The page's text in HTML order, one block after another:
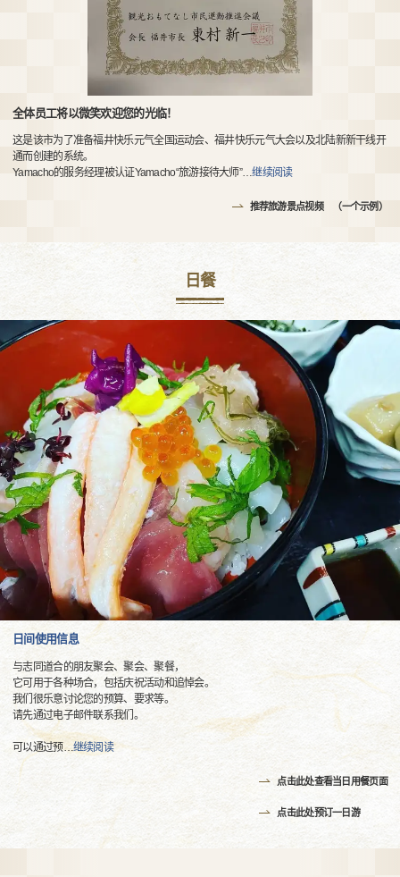
全体员工将以微笑欢迎您的光临！
这是该市为了准备福井快乐元气全国运动会、福井快乐元气大会以及北陆新新干线开
通而创建的系统。
Yamacho的服务经理被认证Yamacho“旅游接待大师”…继续阅读
推荐旅游景点视频 （一个示例）
日餐
日间使用信息
与志同道合的朋友聚会、聚会、聚餐，
它可用于各种场合，包括庆祝活动和追悼会。
我们很乐意讨论您的预算、要求等。
请先通过电子邮件联系我们。
可以通过预…继续阅读
点击此处查看当日用餐页面
点击此处预订一日游